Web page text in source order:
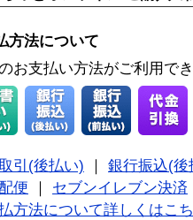
方法について
お支払い方法がご利用で
引(後払い)
銀行振込(後
便
セブンイレブン決済
方法について詳しくはこ